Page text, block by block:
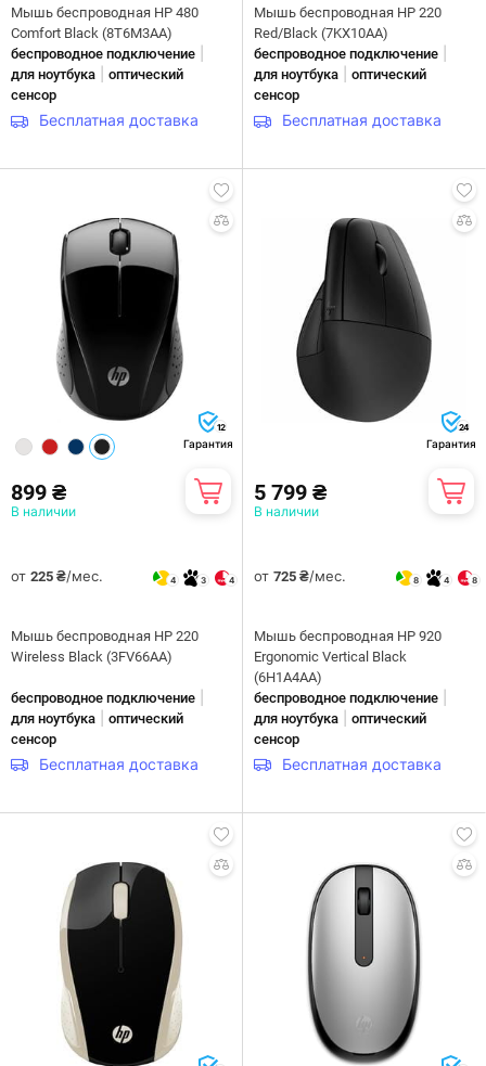
Мышь беспроводная HP 480
Comfort Black (8T6M3AA)
беспроводное подключение
для ноутбука
оптический
сенсор
Бесплатная доставка
Мышь беспроводная HP 220
Red/Black (7KX10AA)
беспроводное подключение
для ноутбука
оптический
сенсор
Бесплатная доставка
12
Гарантия
899 ₴
В наличии
от 225 ₴/мес. 4 3 4
Мышь беспроводная HP 220
Wireless Black (3FV66AA)
беспроводное подключение
для ноутбука
оптический
сенсор
Бесплатная доставка
24
Гарантия
5 799 ₴
В наличии
от 725 ₴/мес. 8 4 8
Мышь беспроводная HP 920
Ergonomic Vertical Black
(6H1A4AA)
беспроводное подключение
для ноутбука
оптический
сенсор
Бесплатная доставка